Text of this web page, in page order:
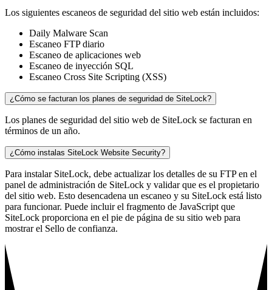
Los siguientes escaneos de seguridad del sitio web están incluidos:
Daily Malware Scan
Escaneo FTP diario
Escaneo de aplicaciones web
Escaneo de inyección SQL
Escaneo Cross Site Scripting (XSS)
¿Cómo se facturan los planes de seguridad de SiteLock?
Los planes de seguridad del sitio web de SiteLock se facturan en
términos de un año.
¿Cómo instalas SiteLock Website Security?
Para instalar SiteLock, debe actualizar los detalles de su FTP en el
panel de administración de SiteLock y validar que es el propietario
del sitio web. Esto desencadena un escaneo y su SiteLock está listo
para funcionar. Puede incluir el fragmento de JavaScript que
SiteLock proporciona en el pie de página de su sitio web para
mostrar el Sello de confianza.